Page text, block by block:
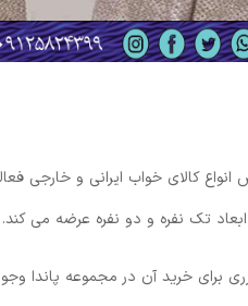
کالای خواب ایرانی و خارجی
تک نفره و دو نفره عرضه می کند.
برای خرید آن در مجموعه پاندا